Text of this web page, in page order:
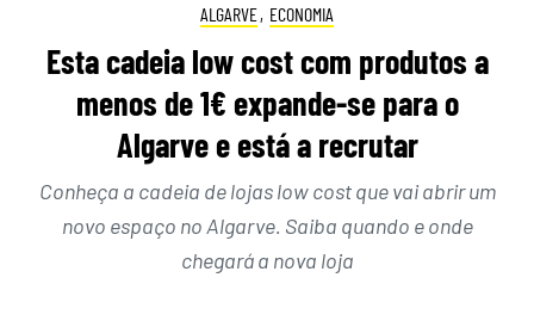
ALGARVE, ECONOMIA
Esta cadeia low cost com produtos a
menos de 1€ expande-se para o
Algarve e está a recrutar
Conheça a cadeia de lojas low cost que vai abrir um
novo espaço no Algarve. Saiba quando e onde
chegará a nova loja